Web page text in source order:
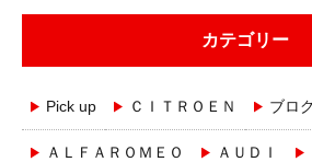
カテゴリー
Pick up ＣＩＴＲＯＥＮ ブロ
ＡＬＦＡＲＯＭＥＯ ＡＵＤＩ